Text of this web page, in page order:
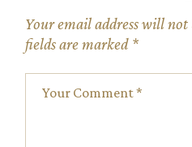
Your email address will not
fields are marked *